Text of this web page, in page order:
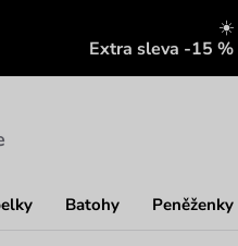
☀️
Extra sleva -15 %
Batohy Peněženky